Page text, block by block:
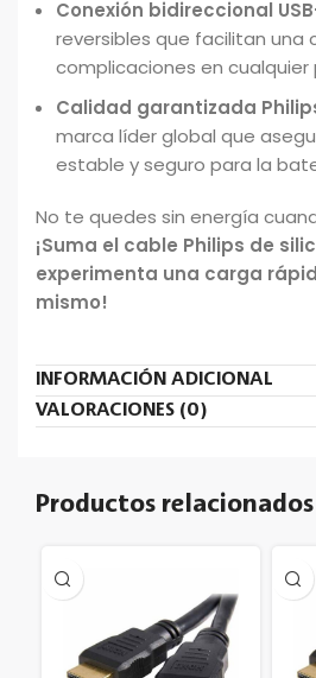
Conexión bidireccional
reversibles que facilitan una
complicaciones en cualquier
Calidad garantizada
marca líder global que
estable y seguro para la
No te quedes sin energía
¡Suma el cable Philips de
experimenta una carga
mismo!
INFORMACIÓN ADICIONAL
VALORACIONES (0)
Productos relacionados